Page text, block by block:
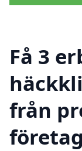
Få 3
från
företag